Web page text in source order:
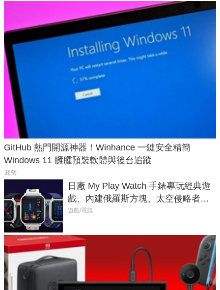
GitHub 熱門開源神器！Winhance 一鍵安全精簡
Windows 11 臃腫預裝軟體與後台追蹤
趨勢
日廠 My Play Watch 手錶專玩經典遊
戲、內建俄羅斯方塊、太空侵略者，
不過竟然不能連手機？
遊戲/電競